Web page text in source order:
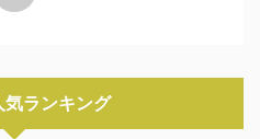
気ランキング